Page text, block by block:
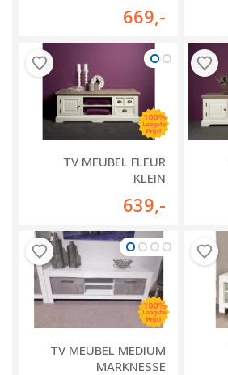
669,-
TV MEUBEL FLEUR
KLEIN
639,-
TV MEUBEL MEDIUM
MARKNESSE